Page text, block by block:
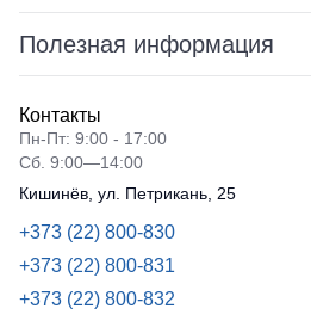
Полезная информация
Контакты
Пн-Пт: 9:00 - 17:00
Сб. 9:00—14:00
Кишинёв, ул. Петрикань, 25
+373 (22) 800-830
+373 (22) 800-831
+373 (22) 800-832